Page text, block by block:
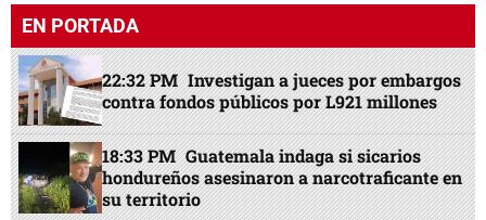
EN PORTADA
22:32 PM Investigan a jueces por embargos
contra fondos públicos por L921 millones
18:33 PM Guatemala indaga si sicarios
hondureños asesinaron a narcotraficante en
su territorio